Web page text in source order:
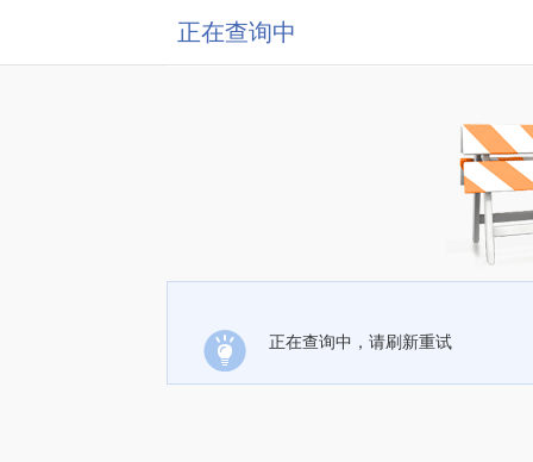
正在查询中
正在查询中，请刷新重试